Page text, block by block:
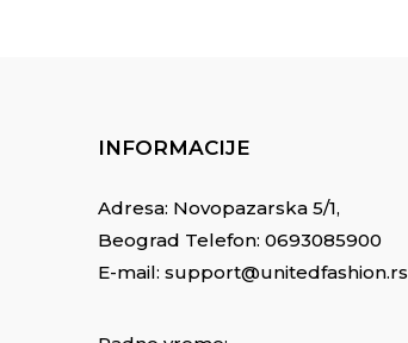
INFORMACIJE
Adresa: Novopazarska 5/1,
Beograd Telefon: 0693085900
E-mail: support@unitedfashion.rs